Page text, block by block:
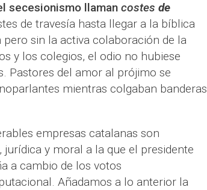
secesionismo llaman costes de
de travesía hasta llegar a la bíblica
sin la activa colaboración de la
y los colegios, el odio no hubiese
Pastores del amor al prójimo se
mientras colgaban banderas
empresas catalanas son
jurídica y moral a la que el presidente
a cambio de los votos
Añadamos a lo anterior la